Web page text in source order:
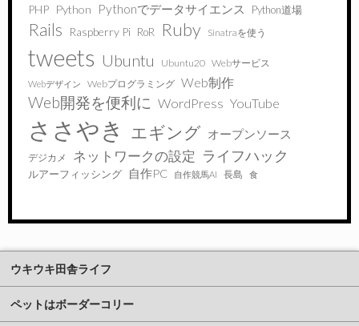
PHP Python Pythonでデータサイエンス Python道場
Rails Raspberry Pi RoR Ruby Sinatraを使う
tweets Ubuntu Ubuntu20 Webサービス
Webデザイン Webプログラミング Web制作
Web開発を便利に WordPress YouTube
ささやき エギング オープンソース
デジカメ ネットワークの設定 ライフハック
ルアーフィッシング 自作PC 自作競馬AI 長島 食
ウキウキ田舎ライフ
ペットはボーダーコリー